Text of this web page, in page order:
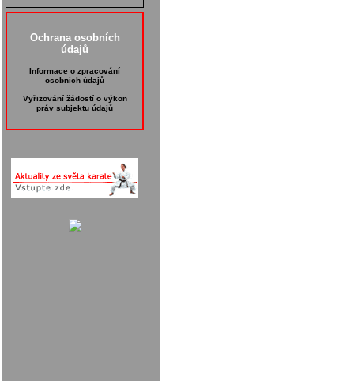
Ochrana osobních
údajů
Informace o zpracování
osobních údajů
Vyřizování žádostí o výkon
práv subjektu údajů